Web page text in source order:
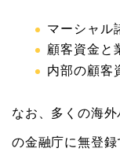
マーシャル
顧客資金と
内部の顧客
なお、多くの海
の金融庁に無登